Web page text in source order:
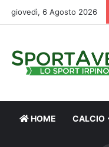
giovedì, 6 Agosto 2026
HOME CALCIO